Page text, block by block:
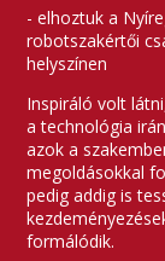
- elhoztuk a
robotszakértői
helyszínen
Inspiráló volt
a technológia
azok a
megoldásokkal
pedig addig is
formálódik.